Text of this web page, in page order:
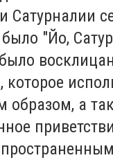
Сатурналии
"Йо,
образом, а